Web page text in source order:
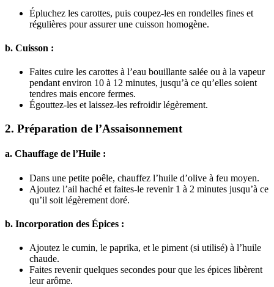
Épluchez les carottes, puis coupez-les en rondelles fines et
régulières pour assurer une cuisson homogène.
b. Cuisson :
Faites cuire les carottes à l’eau bouillante salée ou à la vapeur
pendant environ 10 à 12 minutes, jusqu’à ce qu’elles soient
tendres mais encore fermes.
Égouttez-les et laissez-les refroidir légèrement.
2. Préparation de l’Assaisonnement
a. Chauffage de l’Huile :
Dans une petite poêle, chauffez l’huile d’olive à feu moyen.
Ajoutez l’ail haché et faites-le revenir 1 à 2 minutes jusqu’à ce
qu’il soit légèrement doré.
b. Incorporation des Épices :
Ajoutez le cumin, le paprika, et le piment (si utilisé) à l’huile
chaude.
Faites revenir quelques secondes pour que les épices libèrent
leur arôme.